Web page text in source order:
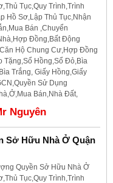
Tục,Quy Trình,Trình
Hồ Sơ,Lập Thủ Tục,Nhận
Bán ,Chuyển
Đồng,Bất Động
Hộ Chung Cư,Hợp Đồng
Tặng,Sổ Hồng,Sổ Đỏ,Bìa
Trắng, Giấy Hồng,Giấy
Sử Dụng
Bán,Nhà Đất,
Nguyên
Sở Hữu Nhà Ở Quận
Quyền Sở Hữu Nhà Ở
Tục,Quy Trình,Trình